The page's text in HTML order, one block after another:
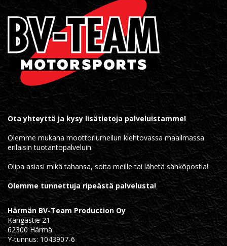
Ota yhteyttä ja kysy lisätietoja palveluistamme!
Olemme mukana moottoriurheilun kiehtovassa maailmassa
erilaisin tuotantopalveluin.
Olipa asiasi mikä tahansa, soita meille tai lähetä sähköpostia!
Olemme tunnettuja ripeästä palvelusta!
Härmän BV-Team Production Oy
Kangastie 21
62300 Härmä
Y-tunnus: 1043907-6